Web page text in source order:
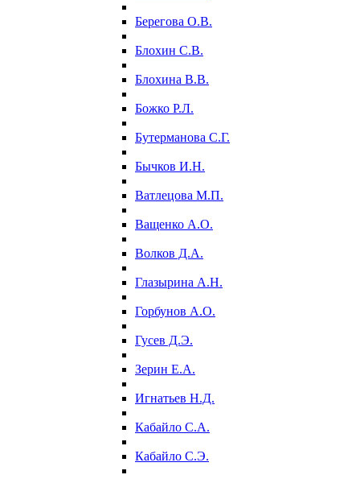
Берегова О.В.
Блохин С.В.
Блохина В.В.
Божко Р.Л.
Бутерманова С.Г.
Бычков И.Н.
Ватлецова М.П.
Ващенко А.О.
Волков Д.А.
Глазырина А.Н.
Горбунов А.О.
Гусев Д.Э.
Зерин Е.А.
Игнатьев Н.Д.
Кабайло С.А.
Кабайло С.Э.